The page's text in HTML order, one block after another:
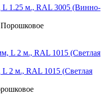
1.25 м., RAL 3005 (Винно-
Порошковое
2 м., RAL 1015 (Светлая